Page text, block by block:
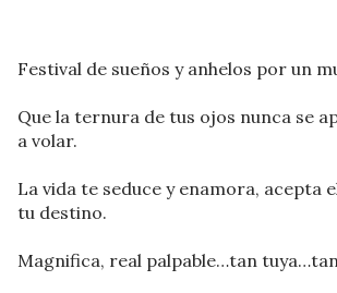
Festival de sueños y anhelos por un
Que la ternura de tus ojos nunca se
a volar.
La vida te seduce y enamora, acepta
tu destino.
Magnifica, real palpable…tan